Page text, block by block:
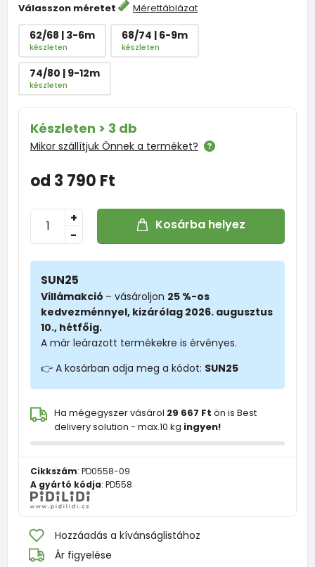
Válasszon méretet Mérettáblázat
62/68 | 3-6m
készleten
68/74 | 6-9m
készleten
74/80 | 9-12m
készleten
Készleten > 3 db
Mikor szállítjuk Önnek a terméket?
od 3 790 Ft
-
+ Kosárba helyez
SUN25
Villámakció – vásároljon 25 %-os
kedvezménnyel, kizárólag 2026. augusztus
10., hétfőig.
A már leárazott termékekre is érvényes.
👉 A kosárban adja meg a kódot: SUN25
Ha mégegyszer vásárol 29 667 Ft ön is Best
delivery solution - max.10 kg ingyen!
Cikkszám: PD0558-09
A gyártó kódja: PD558
Hozzáadás a kívánságlistához
Ár figyelése